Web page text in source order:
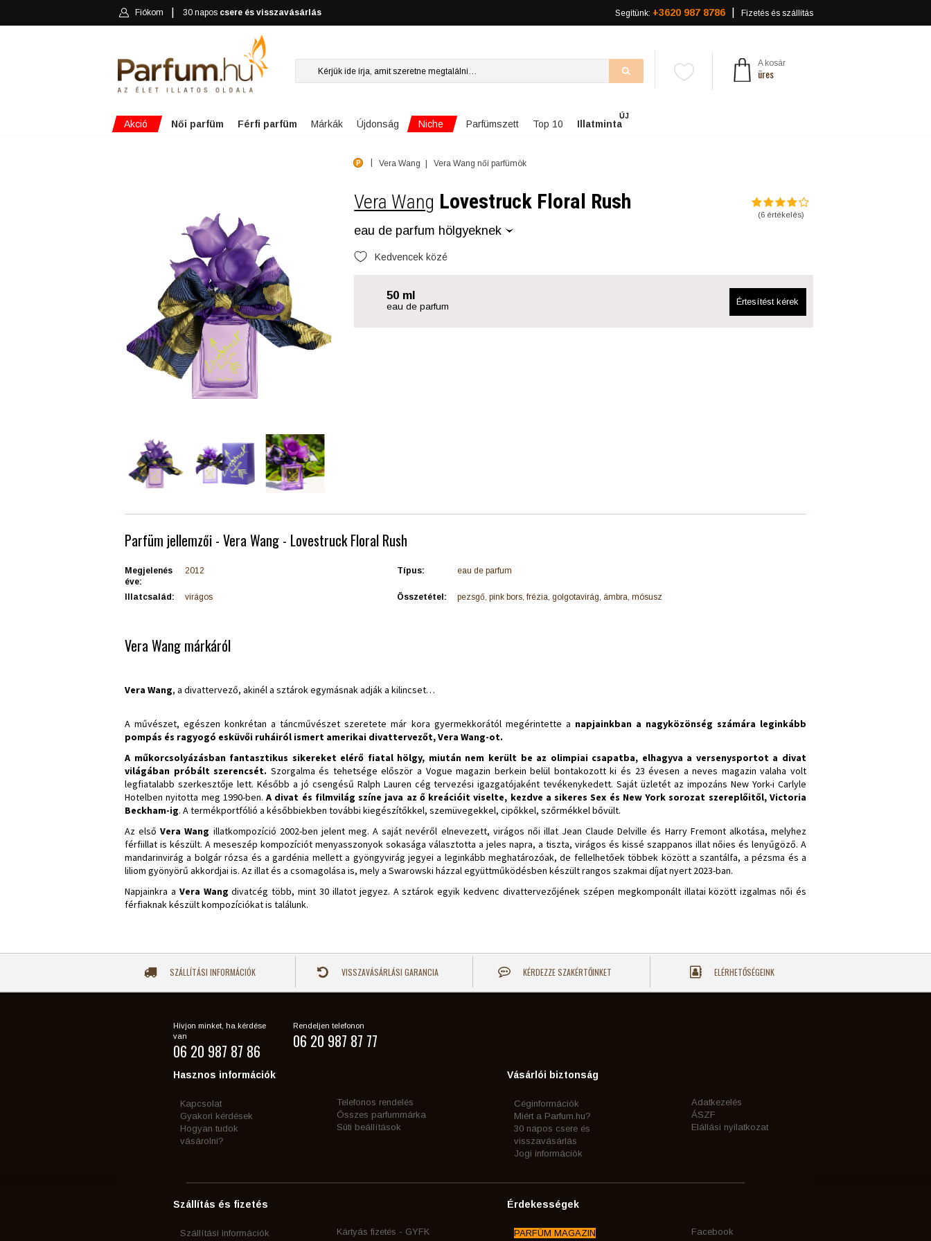
Fiókom 30 napos csere és visszavásárlás Segítünk: +3620 987 8786 Fizetés és szállítás
A kosár
üres
Akció Női parfüm Férfi parfüm Márkák Újdonság Niche Parfümszett Top 10 Illatminta
ÚJ
Vera Wang Vera Wang női parfümök
Vera Wang Lovestruck Floral Rush
eau de parfum hölgyeknek
Kedvencek közé
(6értékelés)
50 ml
eau de parfum Értesítést kérek
Parfüm jellemzői - Vera Wang - Lovestruck Floral Rush
Megjelenés
éve:
2012 Típus: eau de parfum
Illatcsalád: virágos Összetétel: pezsgő, pink bors, frézia, golgotavirág, ámbra, mósusz
Vera Wang márkáról
Vera Wang, a divattervező, akinél a sztárok egymásnak adják a kilincset…
A művészet, egészen konkrétan a táncművészet szeretete már kora gyermekkorától megérintette a napjainkban a nagyközönség számára leginkább
pompás és ragyogó esküvői ruháiról ismert amerikai divattervezőt, Vera Wang-ot.
A műkorcsolyázásban fantasztikus sikereket elérő fiatal hölgy, miután nem került be az olimpiai csapatba, elhagyva a versenysportot a divat
világában próbált szerencsét. Szorgalma és tehetsége először a Vogue magazin berkein belül bontakozott ki és 23 évesen a neves magazin valaha volt
legfiatalabb szerkesztője lett. Később a jó csengésű Ralph Lauren cég tervezési igazgatójaként tevékenykedett. Saját üzletét az impozáns New York-i Carlyle
Hotelben nyitotta meg 1990-ben.A divat és filmvilág színe java az ő kreációit viselte, kezdve a sikeres Sex és New York sorozat szereplőitől, Victoria
Beckham-ig. A termékportfólió a későbbiekben további kiegészítőkkel, szemüvegekkel, cipőkkel, szőrmékkel bővült.
Az első Vera Wang illatkompozíció 2002-ben jelent meg. A saját nevéről elnevezett, virágos női illat Jean Claude Delville és Harry Fremont alkotása, melyhez
férfiillat is készült. A meseszép kompozíciót menyasszonyok sokasága választotta a jeles napra, a tiszta, virágos és kissé szappanos illat nőies és lenyűgöző. A
mandarinvirág a bolgár rózsa és a gardénia mellett a gyöngyvirág jegyei a leginkább meghatározóak, de fellelhetőek többek között a szantálfa, a pézsma és a
liliom gyönyörű akkordjai is. Az illat és a csomagolása is, mely a Swarowski házzal együttműködésben készült rangos szakmai díjat nyert 2023-ban.
Napjainkra a Vera Wang divatcég több, mint 30 illatot jegyez. A sztárok egyik kedvenc divattervezőjének szépen megkomponált illatai között izgalmas női és
férfiaknak készült kompozíciókat is találunk.
SZÁLLÍTÁSI INFORMÁCIÓK VISSZAVÁSÁRLÁSI GARANCIA KÉRDEZZE SZAKÉRTŐINKET ELÉRHETŐSÉGEINK
Hívjon minket, ha kérdése
van
06 20 987 87 86
Rendeljen telefonon
06 20 987 87 77
Hasznos információk
Kapcsolat
Gyakori kérdések
Hogyan tudok
vásárolni?
Telefonos rendelés
Összes parfummárka
Süti beállítások
Vásárlói biztonság
Céginformációk
Miért a Parfum.hu?
30 napos csere és
visszavásárlás
Jogi információk
Adatkezelés
ÁSZF
Elállási nyilatkozat
Szállítás és fizetés
Szállítási információk
Kártyás fizetés - GYFK
Érdekességek
PARFÜM MAGAZIN
Facebook